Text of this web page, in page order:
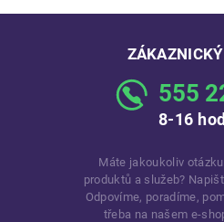
555
8-16 hod
Máte jakoukoliv
produktů a služeb?
Odpovíme, poradíme,
třeba na našem e-